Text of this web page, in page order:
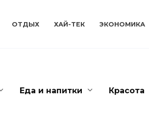
ОТДЫХ ХАЙ-ТЕК ЭКОНОМИКА
Еда и напитки Красота